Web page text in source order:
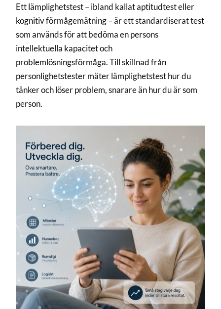
Ett lämplighetstest – ibland kallat aptitudtest eller
kognitiv förmågemätning – är ett standardiserat test
som används för att bedöma en persons
intellektuella kapacitet och
problemlösningsförmåga. Till skillnad från
personlighetstester mäter lämplighetstest hur du
tänker och löser problem, snarare än hur du är som
person.